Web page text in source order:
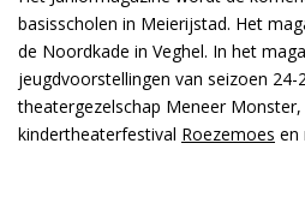
basisscholen in Meierijstad. Het
de Noordkade in Veghel. In het
jeugdvoorstellingen van seizoen
theatergezelschap Meneer
kindertheaterfestival Roezemoes en